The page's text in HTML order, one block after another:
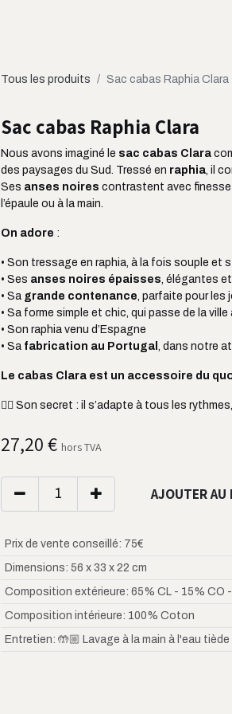
Tous les produits Sac cabas Raphia Clara
Sac cabas Raphia Clara
Nous avons imaginé le sac cabas Clara
des paysages du Sud. Tressé en raphia , il
Ses anses noires contrastent avec
l’épaule ou à la main.
On adore :
• Son tressage en raphia, à la fois souple et
• Ses anses noires épaisses , élégantes
• Sa grande contenance , parfaite pour les
• Sa forme simple et chic, qui passe de la
• Son raphia venu d’Espagne
• Sa fabrication au Portugal , dans notre
Le cabas Clara est un accessoire du
👌🏼 Son secret : il s’adapte à tous les
27,20€ hors TVA
AJOUTER AU
Prix de vente conseillé: 75€
Dimensions: 56 x 33 x 22 cm
Composition extérieure: 65% CL - 15% CO
Composition intérieure: 100% Coton
Entretien: 🤲🏼 Lavage à la main à l'eau